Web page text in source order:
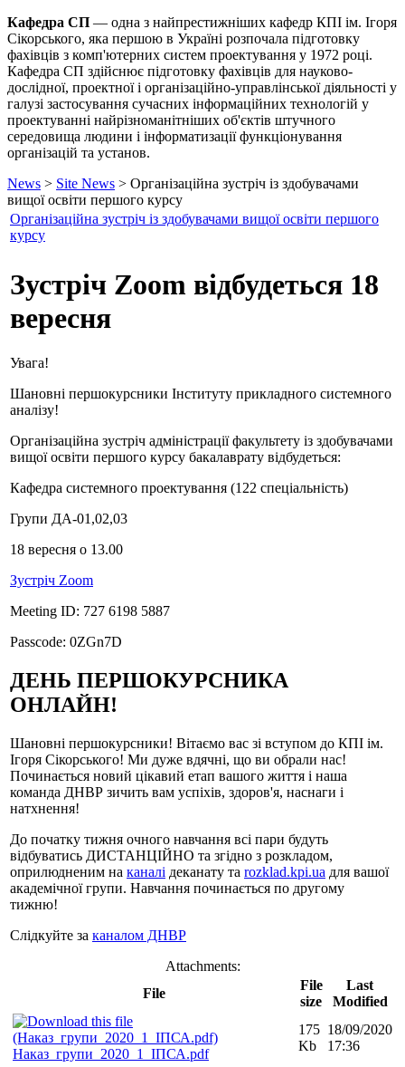
Кафедра СП — одна з найпрестижніших кафедр КПІ ім. Ігоря
Сікорського, яка першою в Україні розпочала підготовку
фахівців з комп'ютерних систем проектування у 1972 році.
Кафедра СП здійснює підготовку фахівців для науково-
дослідної, проектної і організаційно-управлінської діяльності у
галузі застосування сучасних інформаційних технологій у
проектуванні найрізноманітніших об'єктів штучного
середовища людини і інформатизації функціонування
організацій та установ.
News > Site News > Організаційна зустріч із здобувачами
вищої освіти першого курсу
Організаційна зустріч із здобувачами вищої освіти першого
курсу
Зустріч Zoom відбудеться 18
вересня
Увага!
Шановні першокурсники Інституту прикладного системного
аналізу!
Організаційна зустріч адміністрації факультету із здобувачами
вищої освіти першого курсу бакалаврату відбудеться:
Кафедра системного проектування (122 спеціальність)
Групи ДА-01,02,03
18 вересня о 13.00
Зустріч Zoom
Meeting ID: 727 6198 5887
Passcode: 0ZGn7D
ДЕНЬ ПЕРШОКУРСНИКА
ОНЛАЙН!
Шановні першокурсники! Вітаємо вас зі вступом до КПІ ім.
Ігоря Сікорського! Ми дуже вдячні, що ви обрали нас!
Починається новий цікавий етап вашого життя і наша
команда ДНВР зичить вам успіхів, здоров'я, наснаги і
натхнення!
До початку тижня очного навчання всі пари будуть
відбуватись ДИСТАНЦІЙНО та згідно з розкладом,
оприлюдненим на каналі деканату та rozklad.kpi.ua для вашої
академічної групи. Навчання починається по другому
тижню!
Слідкуйте за каналом ДНВР
Attachments:
File
File
size
Last
Modified
Наказ_групи_2020_1_ІПСА.pdf
175
Kb
18/09/2020
17:36